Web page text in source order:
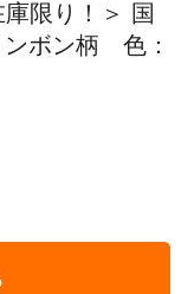
限り！＞ 国
ンボン柄 色：